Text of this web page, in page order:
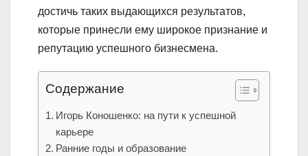
достичь таких выдающихся результатов,
которые принесли ему широкое признание и
репутацию успешного бизнесмена.
Содержание
Игорь Коношенко: на пути к успешной
карьере
Ранние годы и образование